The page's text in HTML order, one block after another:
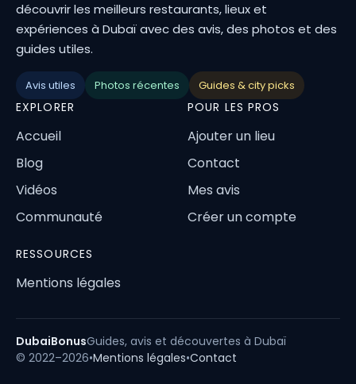
découvrir les meilleurs restaurants, lieux et
expériences à Dubaï avec des avis, des photos et des
guides utiles.
Avis utiles Photos récentes Guides & city picks
EXPLORER
Accueil
Blog
Vidéos
Communauté
POUR LES PROS
Ajouter un lieu
Contact
Mes avis
Créer un compte
RESSOURCES
Mentions légales
DubaiBonusGuides, avis et découvertes à Dubaï
© 2022–2026•Mentions légales•Contact